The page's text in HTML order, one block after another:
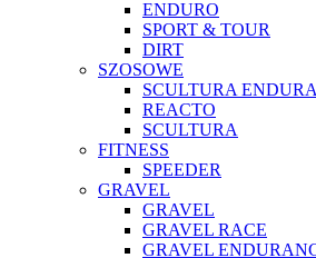
ENDURO
SPORT & TOUR
DIRT
SZOSOWE
SCULTURA
REACTO
SCULTURA
FITNESS
SPEEDER
GRAVEL
GRAVEL
GRAVEL RACE
GRAVEL